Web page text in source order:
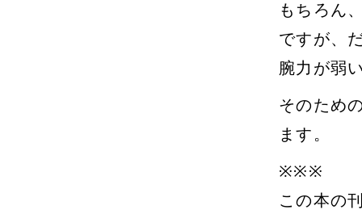
もちろん
ですが、
腕力が弱
そのため
ます。
※※※
この本の